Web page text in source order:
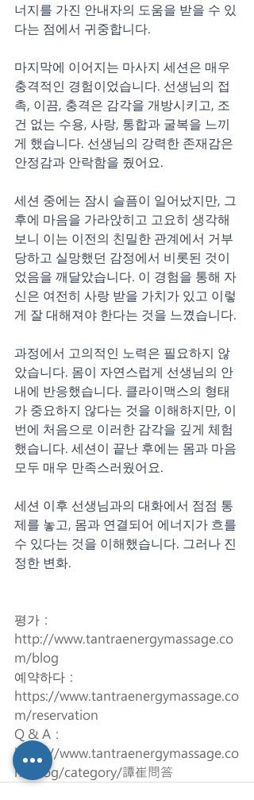
너지를 가진 안내자의 도움을 받을 수 있
다는 점에서 귀중합니다.
마지막에 이어지는 마사지 세션은 매우
충격적인 경험이었습니다. 선생님의 접
촉, 이끔, 충격은 감각을 개방시키고, 조
건 없는 수용, 사랑, 통합과 굴복을 느끼
게 했습니다. 선생님의 강력한 존재감은
안정감과 안락함을 줬어요.
세션 중에는 잠시 슬픔이 일어났지만, 그
후에 마음을 가라앉히고 고요히 생각해
보니 이는 이전의 친밀한 관계에서 거부
당하고 실망했던 감정에서 비롯된 것이
었음을 깨달았습니다. 이 경험을 통해 자
신은 여전히 사랑 받을 가치가 있고 이렇
게 잘 대해져야 한다는 것을 느꼈습니다.
과정에서 고의적인 노력은 필요하지 않
았습니다. 몸이 자연스럽게 선생님의 안
내에 반응했습니다. 클라이맥스의 형태
가 중요하지 않다는 것을 이해하지만, 이
번에 처음으로 이러한 감각을 깊게 체험
했습니다. 세션이 끝난 후에는 몸과 마음
모두 매우 만족스러웠어요.
세션 이후 선생님과의 대화에서 점점 통
제를 놓고, 몸과 연결되어 에너지가 흐를
수 있다는 것을 이해했습니다. 그러나 진
정한 변화.
평가 ：
http://www.tantraenergymassage.co
m/blog
예약하다 ：
https://www.tantraenergymassage.co
m/reservation
Q & A：
https://www.tantraenergymassage.co
m/blog/category/譚崔問答